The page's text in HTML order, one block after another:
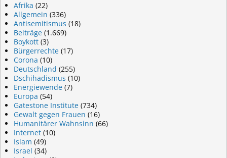
Afrika (22)
Allgemein (336)
Antisemitismus (18)
Beiträge (1.669)
Boykott (3)
Bürgerrechte (17)
Corona (10)
Deutschland (255)
Dschihadismus (10)
Energiewende (7)
Europa (54)
Gatestone Institute (734)
Gewalt gegen Frauen (16)
Humanitärer Wahnsinn (66)
Internet (10)
Islam (49)
Israel (34)